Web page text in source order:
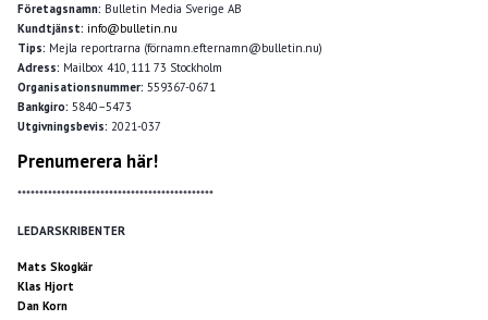
Företagsnamn: Bulletin Media Sverige AB
Kundtjänst: info@bulletin.nu
Tips: Mejla reportrarna (förnamn.efternamn@bulletin.nu)
Adress: Mailbox 410, 111 73 Stockholm
Organisationsnummer: 559367-0671
Bankgiro: 5840–5473
Utgivningsbevis: 2021-037
Prenumerera här!
*********************************************
LEDARSKRIBENTER
Mats Skogkär
Klas Hjort
Dan Korn